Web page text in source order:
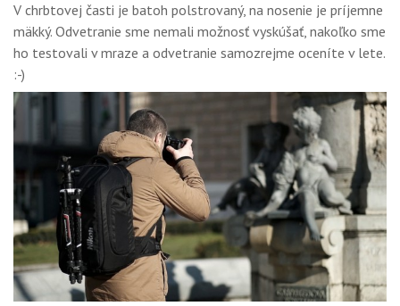
V chrbtovej časti je batoh polstrovaný, na nosenie je príjemne
mäkký. Odvetranie sme nemali možnosť vyskúšať, nakoľko sme
ho testovali v mraze a odvetranie samozrejme oceníte v lete.
:-)